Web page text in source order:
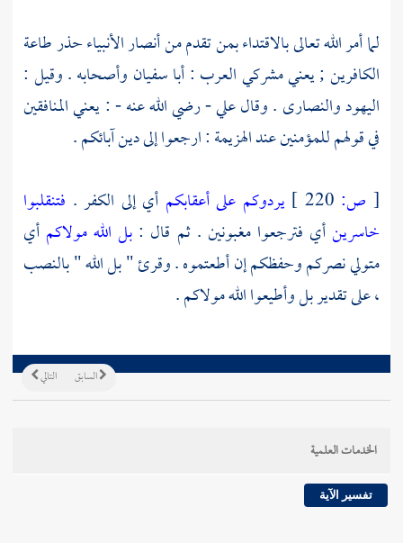
لما أمر الله تعالى بالاقتداء بمن تقدم من أنصار الأنبياء حذر طاعة
الكافرين ; يعني مشركي العرب :أبا سفيان وأصحابه . وقيل :
اليهودوالنصارى . وقالعلي- رضي الله عنه - : يعني المنافقين
في قولهم للمؤمنين عند الهزيمة : ارجعوا إلى دين آبائكم .
[ ص: يردوكم على أعقابكم أي إلى الكفر . فتنقلبوا
خاسرينأي فترجعوا مغبونين . ثم قال : بل الله مولاكم أي
متولي نصركم وحفظكم إن أطعتموه . وقرئ " بل الله " بالنصب
، على تقدير بل وأطيعوا الله مولاكم .
التالي السابق
الخدمات العلمية
تفسير الآية